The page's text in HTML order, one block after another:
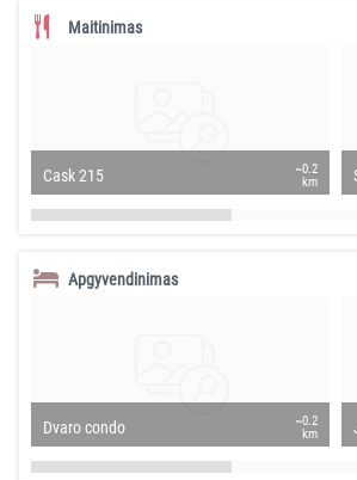
Maitinimas
Cask 215
~0.2
km
Apgyvendinimas
Dvaro condo
~0.2
km